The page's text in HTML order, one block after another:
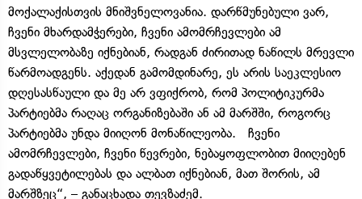
მოქალაქისთვის მნიშვნელოვანია. დარწმუნებული ვარ,
ჩვენი მხარდამჭერები, ჩვენი ამომრჩევლები ამ
მსვლელობაზე იქნებიან, რადგან ძირითად ნაწილს მრევლი
წარმოადგენს. აქედან გამომდინარე, ეს არის საეკლესიო
დღესასწაული და მე არ ვფიქრობ, რომ პოლიტიკურმა
პარტიებმა რაღაც ორგანიზებაში ან ამ მარშში, როგორც
პარტიებმა უნდა მიიღონ მონაწილეობა. ჩვენი
ამომრჩევლები, ჩვენი წევრები, ნებაყოფლობით მიიღებენ
გადაწყვეტილებას და ალბათ იქნებიან, მათ შორის, ამ
მარშზეც“, – განაცხადა თევზაძემ.